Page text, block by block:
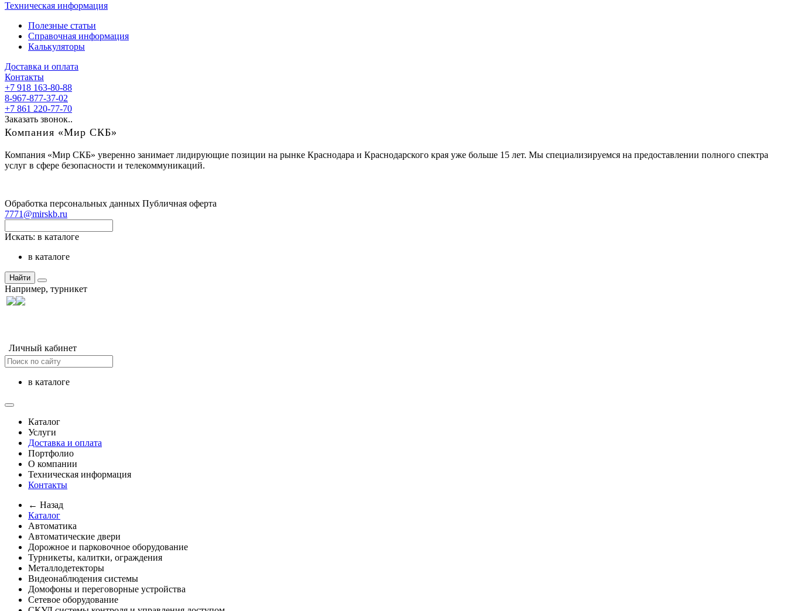
Техническая информация
Полезные статьи
Справочная информация
Калькуляторы
Доставка и оплата
Контакты
+7 918 163-80-88
8-967-877-37-02
+7 861 220-77-70
Заказать звонок..
Компания «Мир СКБ»
Компания «Мир СКБ» уверенно занимает лидирующие позиции на рынке Краснодара и Краснодарского края уже больше 15 лет. Мы специализируемся на предоставлении полного спектра
услуг в сфере безопасности и телекоммуникаций.
Обработка персональных данных Публичная оферта
7771@mirskb.ru
Искать: в каталоге
в каталоге
Найти
Например, турникет
Личный кабинет
в каталоге
Каталог
Услуги
Доставка и оплата
Портфолио
О компании
Техническая информация
Контакты
← Назад
Каталог
Автоматика
Автоматические двери
Дорожное и парковочное оборудование
Турникеты, калитки, ограждения
Металлодетекторы
Видеонаблюдения cистемы
Домофоны и переговорные устройства
Сетевое оборудование